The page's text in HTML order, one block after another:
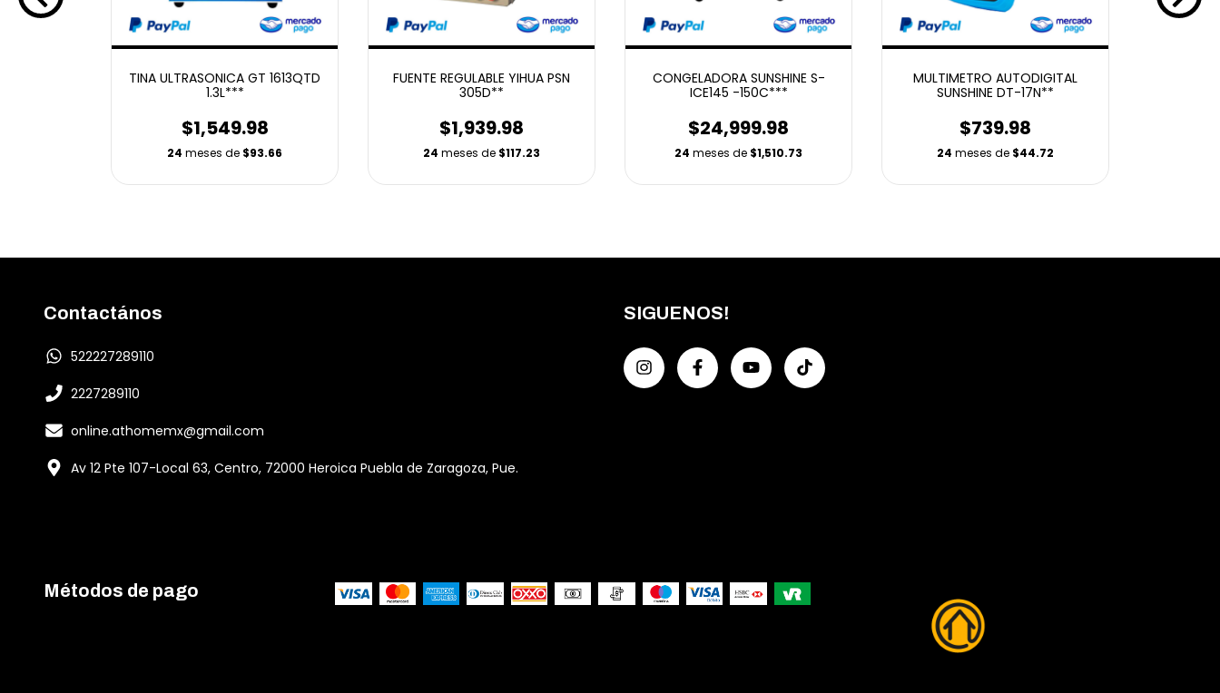
TINA ULTRASONICA GT 1613QTD
1.3L***
$1,549.98
24 meses de $93.66
FUENTE REGULABLE YIHUA PSN
305D**
$1,939.98
24 meses de $117.23
CONGELADORA SUNSHINE S-
ICE145 -150C***
$24,999.98
24 meses de $1,510.73
MULTIMETRO AUTODIGITAL
SUNSHINE DT-17N**
$739.98
24 meses de $44.72
Contactános
522227289110
2227289110
online.athomemx@gmail.com
Av 12 Pte 107-Local 63, Centro, 72000 Heroica Puebla de Zaragoza, Pue.
SIGUENOS!
Métodos de pago